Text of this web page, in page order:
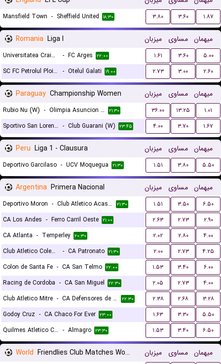
Mansfield Town - Sheffield United ۱۸:۳۰ ۳.۸۰ ۳.۶۰ ۱.۸۷
Romania Liga I میزبان مساوی میهمان
Universitatea Craiova - FC Arges ۲۲:۰۰ ۱.۶۱ ۳.۶۰
۵.۰۰
SC FC Petrolul Ploiesti
- Otelul Galati ۱۹:۰۰ ۲.۷۳ ۳.۰۰ ۲.۶۰
Paraguay Championship Women میزبان مساوی میهمان
Rubio Nu (W) - Olimpia Asuncion (W) ۲۱:۳۰ ۳۶.۰۰ ۱۳.۲۵
۱.۰۱
Sportivo San Lorenzo (W) - Club Guarani (W) ۲۳:۴۵ ۴.۰۰ ۳.۷۰ ۱.۶۷
Peru Liga 1 - Clausura میزبان مساوی میهمان
Deportivo Garcilaso - UCV Moquegua ۲۱:۳۰ ۱.۵۱ ۳.۸۰ ۵.۵۰
Argentina Primera Nacional میزبان مساوی میهمان
Deportivo Moron - Club Atletico Acassuso ۲۱:۳۰ ۱.۵۱ ۳.۵۰
۶.۵۰
CA Los Andes - Ferro Carril Oeste ۲۱:۰۰ ۲.۶۳ ۲.۷۳
۲.۹۰
CA Atlanta - Temperley ۲۰:۳۰ ۲.۰۲ ۲.۸۰
۴.۰۰
Club Atletico Colegiales
- CA Patronato ۲۱:۳۰ ۲.۰۰ ۲.۷۳
۴.۲۵
Colon de Santa Fe - CA San Telmo ۲۲:۰۰ ۱.۵۳ ۳.۴۰
۶.۰۰
Racing de Cordoba - CA San Miguel ۲۲:۳۰ ۲.۰۵ ۲.۷۳
۴.۰۰
Club Atletico Mitre - CA Defensores de Belgrano ۲۲:۳۰ ۲.۳۸ ۲.۶۸
۳.۲۸
Godoy Cruz - CA Chaco For Ever ۲۳:۰۰ ۱.۶۳ ۳.۳۰
۵.۵۰
Quilmes Atletico Club - Almagro ۲۳:۳۰ ۱.۵۳ ۳.۴۰ ۶.۵۰
World Friendlies Club Matches Women میزبان مساوی میهمان